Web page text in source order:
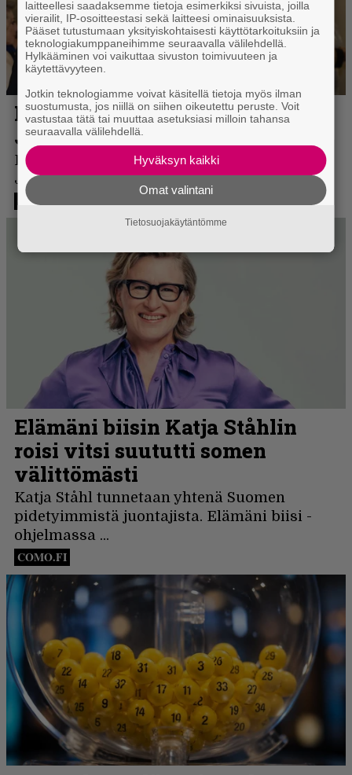
laitteellesi saadaksemme tietoja esimerkiksi sivuista, joilla
vierailit, IP-osoitteestasi sekä laitteesi ominaisuuksista.
Pääset tutustumaan yksityiskohtaisesti käyttötarkoituksiin ja
teknologiakumppaneihimme seuraavalla välilehdellä.
Hylkääminen voi vaikuttaa sivuston toimivuuteen ja
käytettävyyteen.
Jotkin teknologiamme voivat käsitellä tietoja myös ilman
suostumusta, jos niillä on siihen oikeutettu peruste. Voit
vastustaa tätä tai muuttaa asetuksiasi milloin tahansa
seuraavalla välilehdellä.
Hyväksyn kaikki
Omat valintani
Tietosuojakäytäntömme